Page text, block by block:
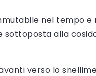
nel tempo e
sottoposta alla
verso lo